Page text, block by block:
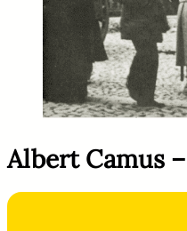
Albert Camus